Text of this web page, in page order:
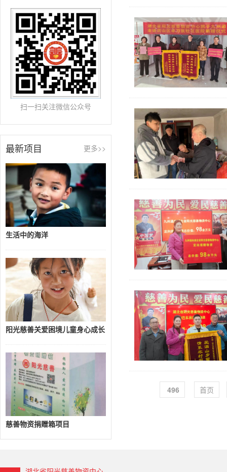
扫一扫关注微信公众号
最新项目 更多>>
生活中的海洋
阳光慈善关爱困境儿童身心成长
慈善物资捐赠箱项目
496 首页